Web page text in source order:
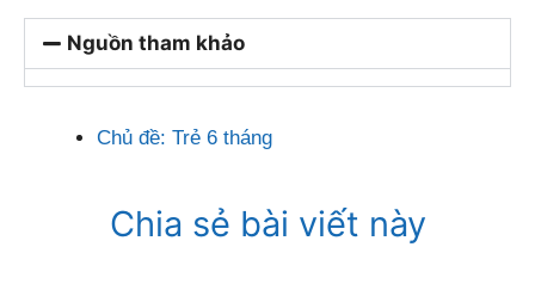
Nguồn tham khảo
Chủ đề: Trẻ 6 tháng
Chia sẻ bài viết này